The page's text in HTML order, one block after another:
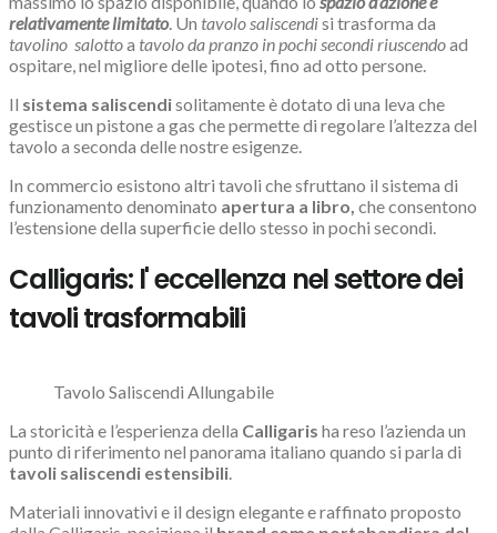
relativamente limitato. Un tavolo saliscendisi trasforma da
tavolino salottoa tavolo da pranzo in pochi secondi riuscendoad
ospitare, nel migliore delle ipotesi, fino ad otto persone.
Il sistema saliscendisolitamente è dotato di una leva che
gestisce un pistone a gas che permette di regolare l’altezza del
tavolo a seconda delle nostre esigenze.
In commercio esistono altri tavoli che sfruttano il sistema di
funzionamento denominato apertura a libro, che consentono
l’estensione della superficie dello stesso in pochi secondi.
Calligaris: l' eccellenza nel settore dei
tavoli trasformabili
Tavolo Saliscendi Allungabile
La storicità e l’esperienza della Calligaris ha reso l’azienda un
punto di riferimento nel panorama italiano quando si parla di
tavoli saliscendi estensibili.
Materiali innovativi e il design elegante e raffinato proposto